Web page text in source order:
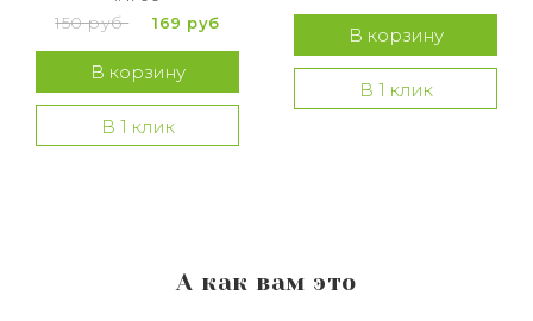
150 руб 169 руб
В корзину
В 1 клик
В корзину
В 1 клик
А как вам это